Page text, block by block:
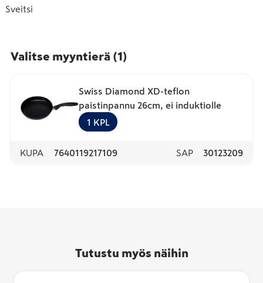
Sveitsi
Valitse myyntierä (1 )
Swiss Diamond XD-teflon
paistinpannu 26cm, ei induktiolle
1 KPL
KUPA 7640119217109 SAP 30123209
Tutustu myös näihin